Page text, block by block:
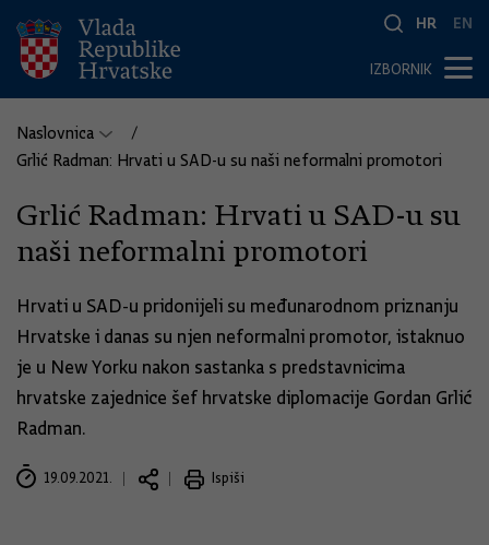
HR EN
IZBORNIK
Naslovnica
Grlić Radman: Hrvati u SAD-u su naši neformalni promotori
Grlić Radman: Hrvati u SAD-u su
naši neformalni promotori
Hrvati u SAD-u pridonijeli su međunarodnom priznanju
Hrvatske i danas su njen neformalni promotor, istaknuo
je u New Yorku nakon sastanka s predstavnicima
hrvatske zajednice šef hrvatske diplomacije Gordan Grlić
Radman.
19.09.2021. Ispiši